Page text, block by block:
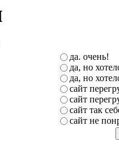
да. очень!
да, но
да, но
сайт
сайт
сайт так
сайт не